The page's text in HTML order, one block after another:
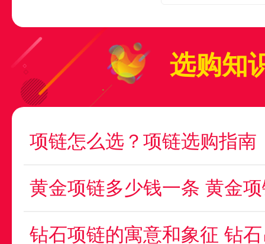
选购知
黄金项链多少钱一条 黄金